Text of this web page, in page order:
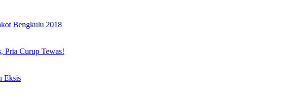
Bengkulu 2018
Pria Curup Tewas!
Eksis